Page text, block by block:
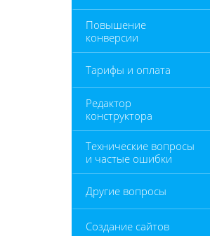
Повышение
конверсии
Тарифы и оплата
Редактор
конструктора
Технические вопросы
и частые ошибки
Другие вопросы
Создание сайтов